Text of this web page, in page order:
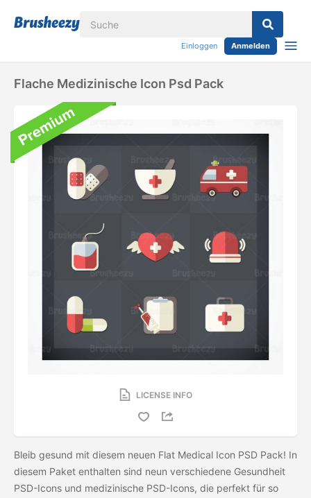
Einloggen Anmelden
Flache Medizinische Icon Psd Pack
LICENSE INFO
Bleib gesund mit diesem neuen Flat Medical Icon PSD Pack! In
diesem Paket enthalten sind neun verschiedene Gesundheit
PSD-Icons und medizinische PSD-Icons, die perfekt für so